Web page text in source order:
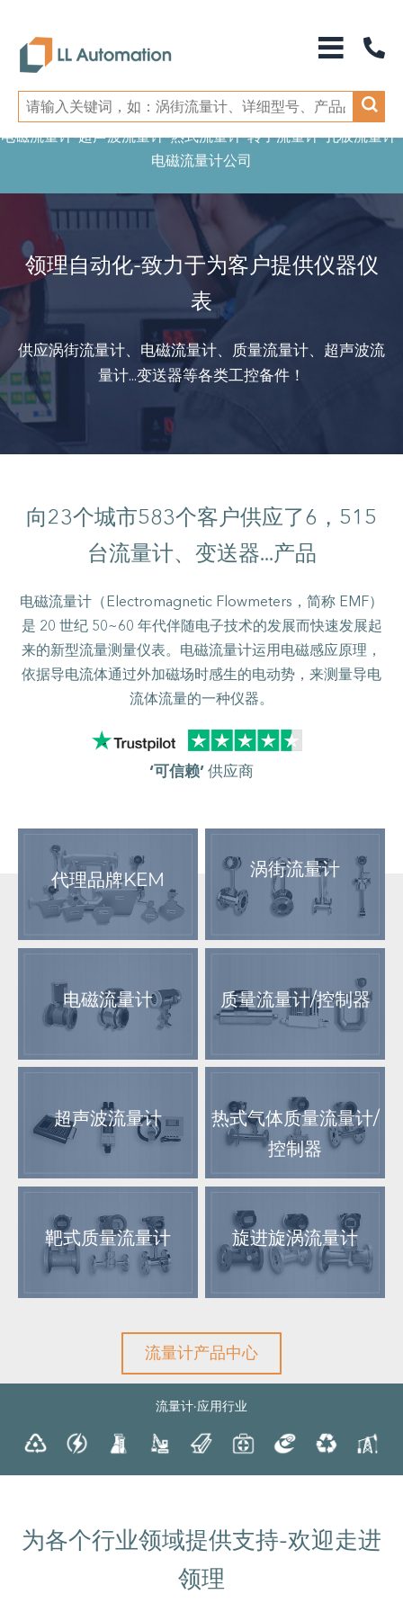
电磁流量计-超声波流量计-热式流量计-转子流量计-孔板流量计-
电磁流量计公司
领理自动化-致力于为客户提供仪器仪
表
供应涡街流量计、电磁流量计、质量流量计、超声波流
量计...变送器等各类工控备件！
向23个城市583个客户供应了6，515
台流量计、变送器...产品
电磁流量计（Electromagnetic Flowmeters，简称 EMF）
是 20 世纪 50~60 年代伴随电子技术的发展而快速发展起
来的新型流量测量仪表。电磁流量计运用电磁感应原理，
依据导电流体通过外加磁场时感生的电动势，来测量导电
流体流量的一种仪器。
‘可信赖’ 供应商
代理品牌KEM 涡街流量计
电磁流量计 质量流量计/控制器
超声波流量计
热式气体质量流量计/
控制器
靶式质量流量计 旋进旋涡流量计
流量计产品中心
流量计·应用行业
为各个行业领域提供支持-欢迎走进
领理